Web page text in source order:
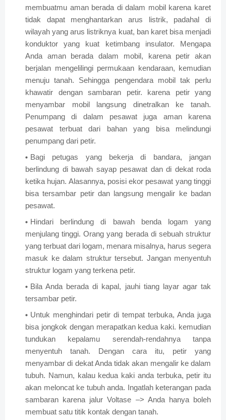
membuatmu aman berada di dalam mobil karena karet
tidak dapat menghantarkan arus listrik, padahal di
wilayah yang arus listriknya kuat, ban karet bisa menjadi
konduktor yang kuat ketimbang insulator. Mengapa
Anda aman berada dalam mobil, karena petir akan
berjalan mengelilingi permukaan kendaraan, kemudian
menuju tanah. Sehingga pengendara mobil tak perlu
khawatir dengan sambaran petir. karena petir yang
menyambar mobil langsung dinetralkan ke tanah.
Penumpang di dalam pesawat juga aman karena
pesawat terbuat dari bahan yang bisa melindungi
penumpang dari petir.
Bagi petugas yang bekerja di bandara, jangan
berlindung di bawah sayap pesawat dan di dekat roda
ketika hujan. Alasannya, posisi ekor pesawat yang tinggi
bisa tersambar petir dan langsung mengalir ke badan
pesawat.
Hindari berlindung di bawah benda logam yang
menjulang tinggi. Orang yang berada di sebuah struktur
yang terbuat dari logam, menara misalnya, harus segera
masuk ke dalam struktur tersebut. Jangan menyentuh
struktur logam yang terkena petir.
Bila Anda berada di kapal, jauhi tiang layar agar tak
tersambar petir.
Untuk menghindari petir di tempat terbuka, Anda juga
bisa jongkok dengan merapatkan kedua kaki. kemudian
tundukan kepalamu serendah-rendahnya tanpa
menyentuh tanah. Dengan cara itu, petir yang
menyambar di dekat Anda tidak akan mengalir ke dalam
tubuh. Namun, kalau kedua kaki anda terbuka, petir itu
akan meloncat ke tubuh anda. Ingatlah keterangan pada
sambaran karena jalur Voltase –> Anda hanya boleh
membuat satu titik kontak dengan tanah.